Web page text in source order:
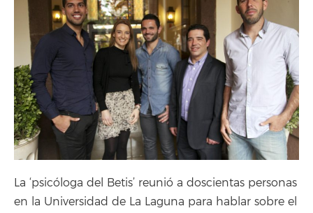
La ‘psicóloga del Betis’ reunió a doscientas personas
en la Universidad de La Laguna para hablar sobre el